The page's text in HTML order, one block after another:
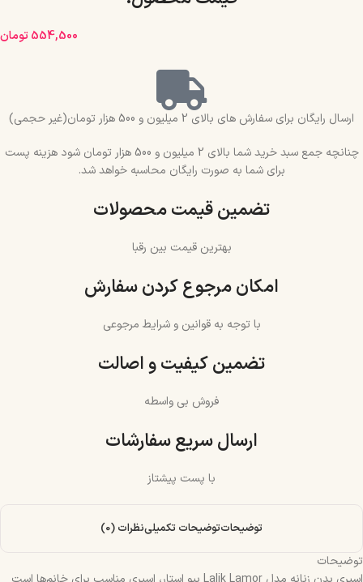
554,500تومان
ارسال رایگان برای سفارش های بالای 2 میلیون و 500 هزار تومان(غیر حجمی)
چنانچه جمع سبد خرید شما بالای 2 میلیون و 500 هزار تومان شود هزینه پست
برای شما به صورت رایگان محاسبه خواهد شد.
تضمین قیمت محصولات
بهترین قیمت بین رقبا
امکان مرجوع کردن سفارش
با توجه به قوانین و شرایط مرجوعی
تضمین کیفیت و اصالت
فروش بی واسطه
ارسال سریع سفارشات
با پست پیشتاز
توضیحاتتوضیحات تکمیلینظرات (0)
توضیحات